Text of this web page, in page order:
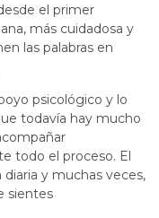
el primer
más cuidadosa y
las palabras en
psicológico y lo
todavía hay mucho
todo el proceso. El
y muchas veces,
sientes